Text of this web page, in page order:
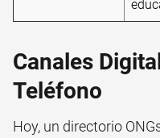
Canales
Teléfono
Hoy, un directorio